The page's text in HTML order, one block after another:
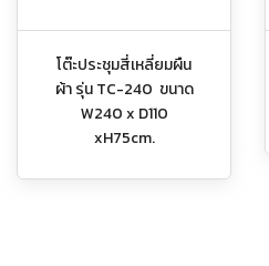
โต๊ะประชุมสี่เหลี่ยมผืน
ผ้า รุ่น TC-240 ขนาด
W240 x D110
xH75cm.